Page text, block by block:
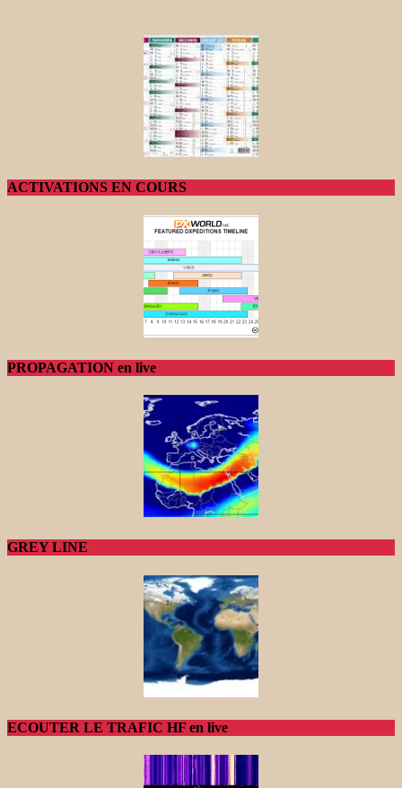
ACTIVATIONS EN COURS
PROPAGATION en live
GREY LINE
ECOUTER LE TRAFIC HF en live